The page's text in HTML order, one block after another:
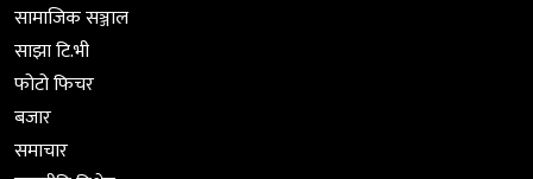
सामाजिक सञ्जाल
साझा टि.भी
फोटो फिचर
बजार
समाचार